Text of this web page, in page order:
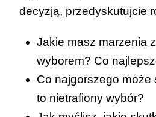
decyzją, przedyskutujcie
Jakie masz marzenia
wyborem? Co
Co najgorszego może
to nietrafiony wybór?